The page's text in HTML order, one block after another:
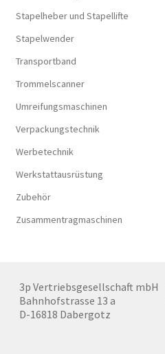
Stapelheber und Stapellifte
Stapelwender
Transportband
Trommelscanner
Umreifungsmaschinen
Verpackungstechnik
Werbetechnik
Werkstattausrüstung
Zubehör
Zusammentragmaschinen
3p Vertriebsgesellschaft mbH
Bahnhofstrasse 13 a
D-16818 Dabergotz